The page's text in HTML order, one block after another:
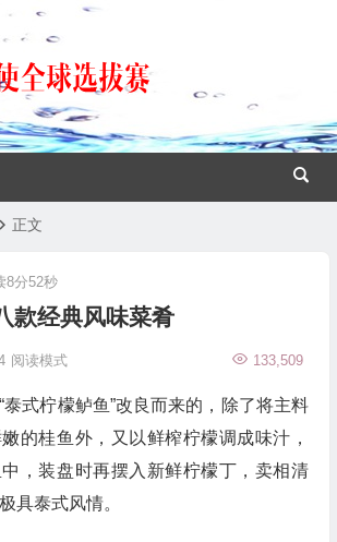
正文
款经典风味菜肴
133,509
8分52秒
阅读模式
泰式柠檬鲈鱼”改良而来的，除了将主料
的桂鱼外，又以鲜榨柠檬调成味汁，
，装盘时再摆入新鲜柠檬丁，卖相清
具泰式风情。